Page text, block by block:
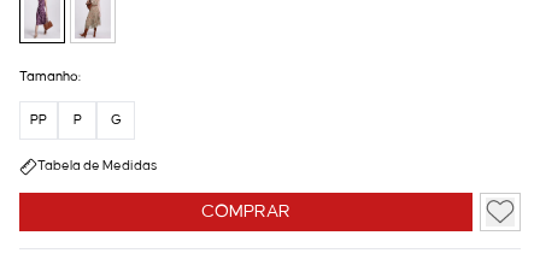
COMPRAR
Tamanho:
PP P G
Tabela de Medidas